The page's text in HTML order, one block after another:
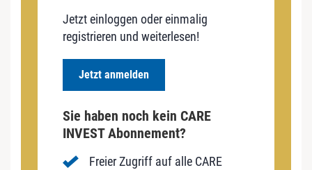
Jetzt einloggen oder einmalig
registrieren und weiterlesen!
Jetzt anmelden
Sie haben noch kein CARE
INVEST Abonnement?
Freier Zugriff auf alle CARE